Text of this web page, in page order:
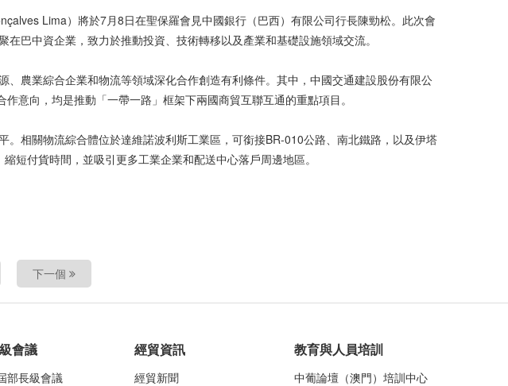
Lima）將於7月8日在聖保羅會見中國銀行（巴西）有限公司行長陳勁松。此次會
巴中資企業，致力於推動投資、技術轉移以及產業和基礎設施領域交流。
農業綜合企業和物流等領域深化合作創造有利條件。其中，中國交通建設股份有限公
意向，均是推動「一帶一路」框架下兩國商貿互聯互通的重點項目。
相關物流綜合體位於達維諾波利斯工業區，可銜接BR-010公路、南北鐵路，以及伊塔
短付貨時間，並吸引更多工業企業和配送中心落戶周邊地區。
下一個
會議
部長級會議
經貿資訊
經貿新聞
教育與人員培訓
中葡論壇（澳門）培訓中心